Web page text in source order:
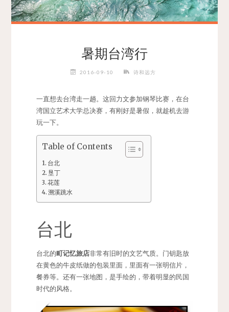
暑期台湾行
2016-09-10 诗和远方
一直想去台湾走一趟。这回力文参加钢琴比赛，在台
湾国立艺术大学总决赛，有刚好是暑假，就趁机去游
玩一下。
Table of Contents
台北
垦丁
花莲
溯溪跳水
台北
台北的町记忆旅店非常有旧时的文艺气质。门钥匙放
在黄色的牛皮纸做的包装里面，里面有一张明信片，
餐券等。还有一张地图，是手绘的，带着明显的民国
时代的风格。